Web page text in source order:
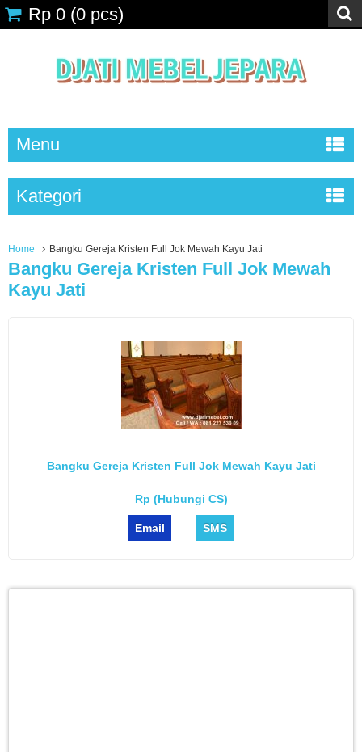
Rp 0 (0 pcs)
Menu
Kategori
Home Bangku Gereja Kristen Full Jok Mewah Kayu Jati
Bangku Gereja Kristen Full Jok Mewah
Kayu Jati
Bangku Gereja Kristen Full Jok Mewah Kayu Jati
Rp (Hubungi CS)
Email SMS